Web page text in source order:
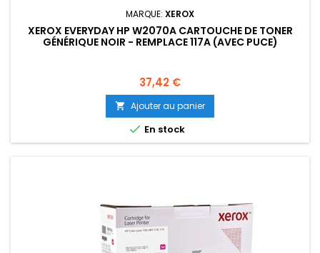
MARQUE: XEROX
XEROX EVERYDAY HP W2070A CARTOUCHE DE TONER
GÉNÉRIQUE NOIR - REMPLACE 117A (AVEC PUCE)
Prix
37,42 €
 Ajouter au panier
 En stock